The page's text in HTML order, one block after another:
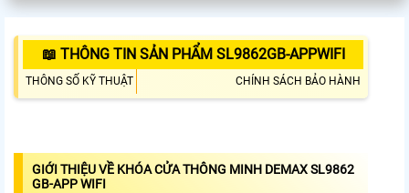
📖 THÔNG TIN SẢN PHẨM SL9862GB-APPWIFI
THÔNG SỐ KỸ THUẬT CHÍNH SÁCH BẢO HÀNH
GIỚI THIỆU VỀ KHÓA CỬA THÔNG MINH DEMAX SL9862
GB-APP WIFI